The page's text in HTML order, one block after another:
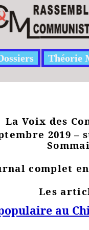
Théorie
La Voix des
2019 –
complet
Les
au